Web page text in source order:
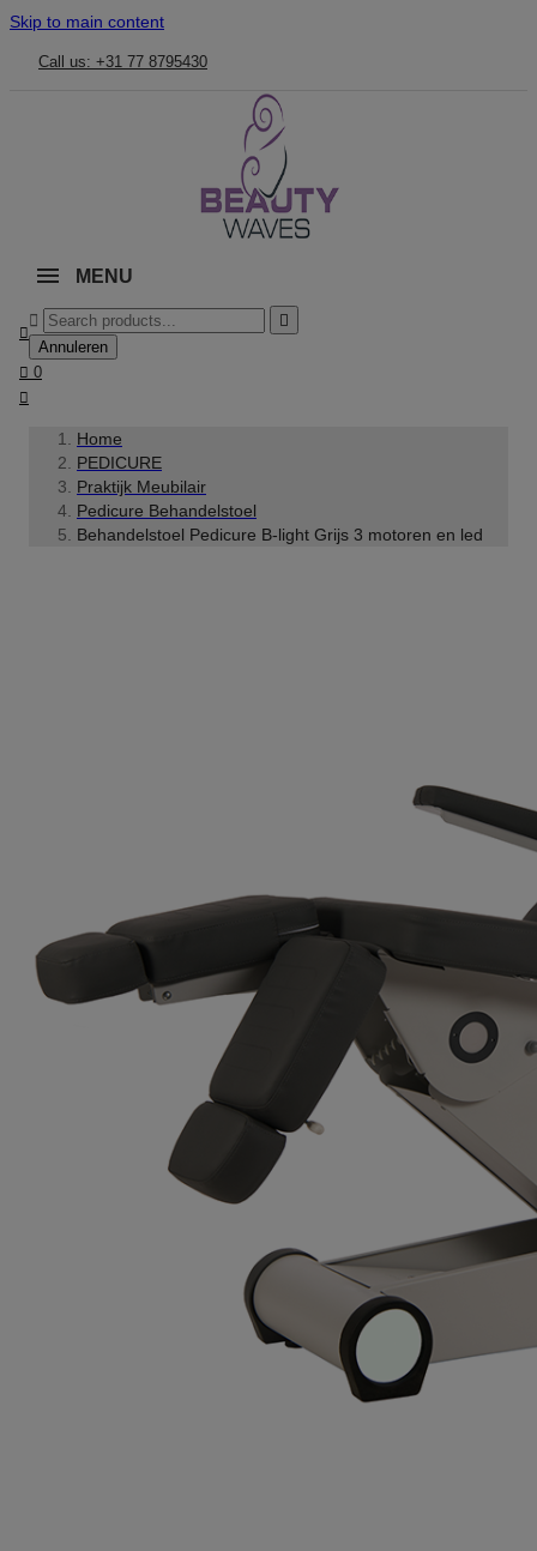
Skip to main content
Call us: +31 77 8795430
MENU



Annuleren
 0

Home
PEDICURE
Praktijk Meubilair
Pedicure Behandelstoel
Behandelstoel Pedicure B-light Grijs 3 motoren en led